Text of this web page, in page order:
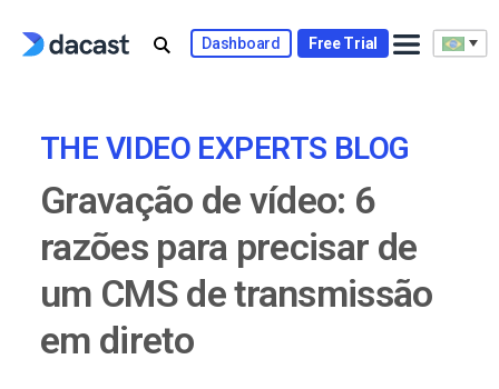
Dashboard Free Trial
THE VIDEO EXPERTS BLOG
Gravação de vídeo: 6
razões para precisar de
um CMS de transmissão
em direto